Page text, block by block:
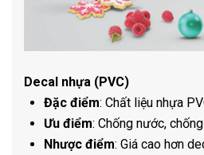
Decal nhựa (PVC)
Đặc điểm: Chất liệu nhựa
Ưu điểm: Chống nước,
Nhược điểm: Giá cao hơn